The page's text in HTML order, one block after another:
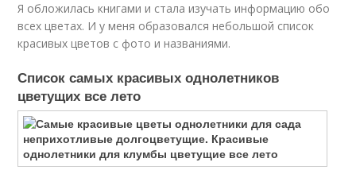
Я обложилась книгами и стала изучать информацию обо
всех цветах. И у меня образовался небольшой список
красивых цветов с фото и названиями.
Список самых красивых однолетников
цветущих все лето